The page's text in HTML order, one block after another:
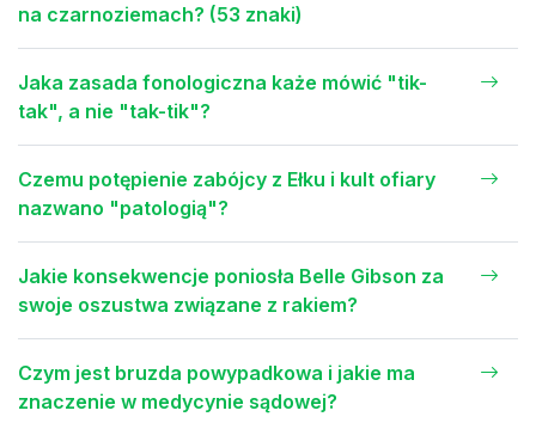
na czarnoziemach? (53 znaki)
Jaka zasada fonologiczna każe mówić "tik-
tak", a nie "tak-tik"?
Czemu potępienie zabójcy z Ełku i kult ofiary
nazwano "patologią"?
Jakie konsekwencje poniosła Belle Gibson za
swoje oszustwa związane z rakiem?
Czym jest bruzda powypadkowa i jakie ma
znaczenie w medycynie sądowej?